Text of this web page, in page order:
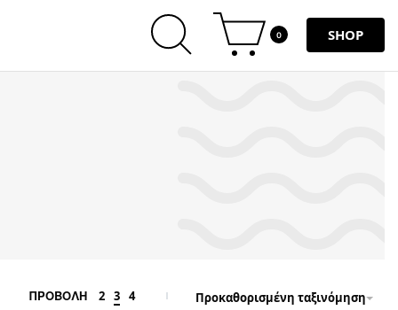
0 SHOP
ΠΡΟΒΟΛΗ 2 3 4 Προκαθορισμένη ταξινόμηση